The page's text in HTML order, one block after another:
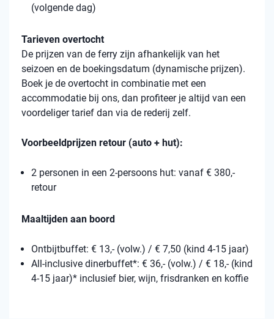
(volgende dag)
Tarieven overtocht
De prijzen van de ferry zijn afhankelijk van het
seizoen en de boekingsdatum (dynamische prijzen).
Boek je de overtocht in combinatie met een
accommodatie bij ons, dan profiteer je altijd van een
voordeliger tarief dan via de rederij zelf.
Voorbeeldprijzen retour (auto + hut):
2 personen in een 2-persoons hut: vanaf € 380,-
retour
Maaltijden aan boord
Ontbijtbuffet: € 13,- (volw.) / € 7,50 (kind 4-15 jaar)
All-inclusive dinerbuffet*: € 36,- (volw.) / € 18,- (kind
4-15 jaar)* inclusief bier, wijn, frisdranken en koffie